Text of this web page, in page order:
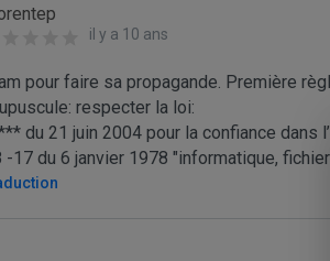
il y a 10 ans
pour faire sa propagande. Première
respecter la loi:
du 21 juin 2004 pour la confiance dans
-17 du 6 janvier 1978 "informatique,